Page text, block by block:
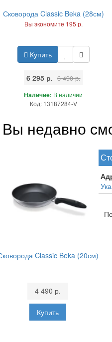
Сковорода Classic Beka (28см)
Вы экономите 195 р.
Купить
6 295 р. 6 490 р.
Наличие: В наличии
Код: 13187284-V
Вы недавно
Classic Beka (20см)
4 490 р.